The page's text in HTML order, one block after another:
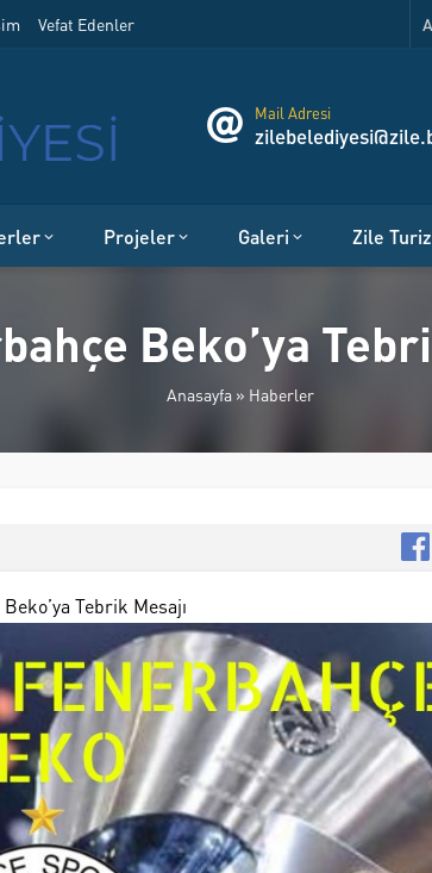
Vefat Edenler
Mail Adresi
Projeler Galeri Zile
Beko’ya
Anasayfa » Haberler
Tebrik Mesajı